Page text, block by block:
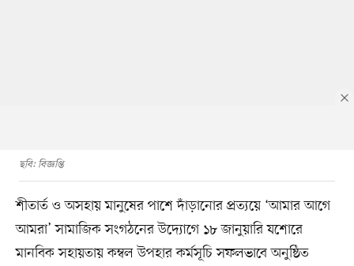
ছবি: বিজ্ঞপ্তি
শীতার্ত ও অসহায় মানুষের পাশে দাঁড়ানোর প্রত্যয়ে ‘আমার আগে
আমরা’ সামাজিক সংগঠনের উদ্যোগে ১৮ জানুয়ারি যশোরে
মানবিক সহায়তায় কম্বল উপহার কর্মসূচি সফলভাবে অনুষ্ঠিত